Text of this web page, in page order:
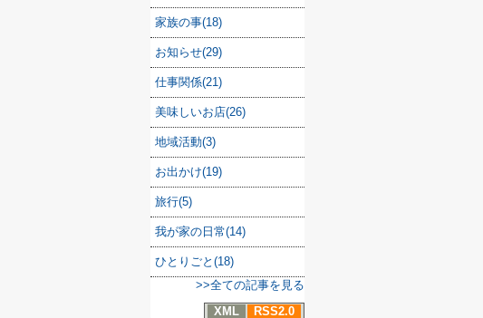
家族の事(18)
お知らせ(29)
仕事関係(21)
美味しいお店(26)
地域活動(3)
お出かけ(19)
旅行(5)
我が家の日常(14)
ひとりごと(18)
>>全ての記事を見る
XML
RSS2.0